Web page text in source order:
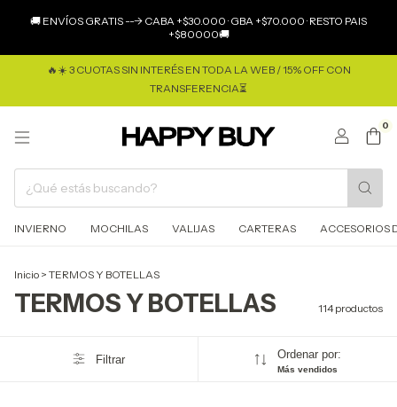
🚚 ENVÍOS GRATIS ---> CABA +$30.000 · GBA +$70.000 · RESTO PAIS
+$80000🚚
🔥☀️ 3 CUOTAS SIN INTERÉS EN TODA LA WEB / 15% OFF CON
TRANSFERENCIA⏳
0
INVIERNO MOCHILAS VALIJAS CARTERAS ACCESORIOS
Inicio > TERMOS Y BOTELLAS
TERMOS Y BOTELLAS 114 productos
Filtrar Ordenar por:
Más vendidos